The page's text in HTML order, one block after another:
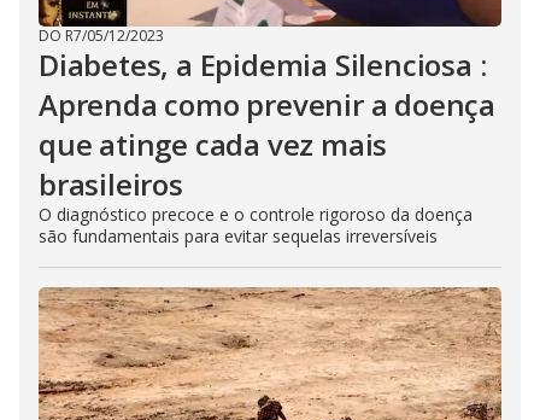
DO R7/05/12/2023
Diabetes, a Epidemia Silenciosa :
Aprenda como prevenir a doença
que atinge cada vez mais
brasileiros
O diagnóstico precoce e o controle rigoroso da doença
são fundamentais para evitar sequelas irreversíveis